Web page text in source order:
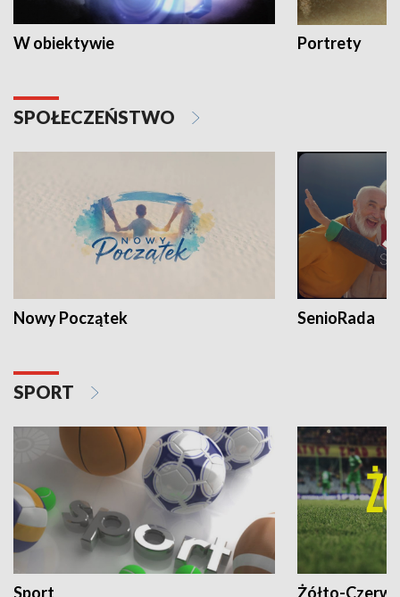
W obiektywie Portrety
SPOŁECZEŃSTWO
Nowy Początek SenioRada
SPORT
Sport Żółto-